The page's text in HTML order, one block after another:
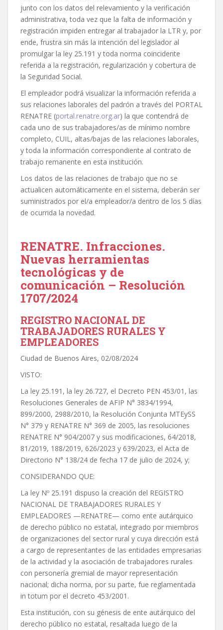
junto con los datos del relevamiento y la verificación
administrativa, toda vez que la falta de información y
registración impiden entregar al trabajador la LTR y, por
ende, frustra sin más la intención del legislador al
promulgar la ley 25.191 y toda norma coincidente
referida a la registración, regularización y cobertura de
la Seguridad Social.
El empleador podrá visualizar la información referida a
sus relaciones laborales del padrón a través del PORTAL
RENATRE (portal.renatre.org.ar) la que contendrá de
cada uno de sus trabajadores/as de mínimo nombre
completo, CUIL, altas/bajas de las relaciones laborales,
y toda la información correspondiente al contrato de
trabajo remanente en esta institución.
Los datos de las relaciones de trabajo que no se
actualicen automáticamente en el sistema, deberán ser
suministrados por el/a empleador/a dentro de los 5 días
de ocurrida la novedad.
RENATRE. Infracciones.
Nuevas herramientas
tecnológicas y de
comunicación – Resolución
1707/2024
REGISTRO NACIONAL DE
TRABAJADORES RURALES Y
EMPLEADORES
Ciudad de Buenos Aires, 02/08/2024
VISTO:
La ley 25.191, la ley 26.727, el Decreto PEN 453/01, las
Resoluciones Generales de AFIP N° 3834/1994,
899/2000, 2988/2010, la Resolución Conjunta MTEySS
N° 379 y RENATRE N° 369 de 2005, las resoluciones
RENATRE N° 904/2007 y sus modificaciones, 64/2018,
81/2019, 188/2019, 626/2023 y 639/2023, el Acta de
Directorio N° 138/24 de fecha 17 de julio de 2024, y;
CONSIDERANDO QUE:
La ley Nº 25.191 dispuso la creación del REGISTRO
NACIONAL DE TRABAJADORES RURALES Y
EMPLEADORES —RENATRE— como ente autárquico
de derecho público no estatal, integrado por miembros
de organizaciones del sector rural y cuya dirección está
a cargo de representantes de las entidades empresarias
de la actividad y la asociación de trabajadores rurales
con personería gremial de mayor representación
nacional; dicha norma, por su parte, fue reglamentada
in totum por el decreto 453/2001.
Esta institución, con su génesis de ente autárquico del
derecho público no estatal, resaltada luego de la